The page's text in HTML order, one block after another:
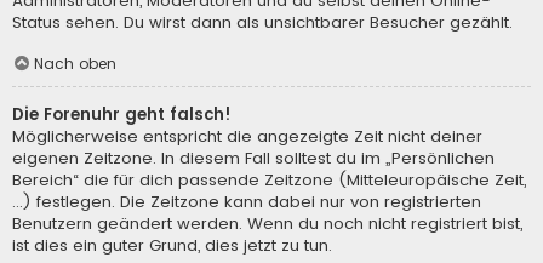
Status sehen. Du wirst dann als unsichtbarer Besucher gezählt.
Nach oben
Die Forenuhr geht falsch!
Möglicherweise entspricht die angezeigte Zeit nicht deiner
eigenen Zeitzone. In diesem Fall solltest du im „Persönlichen
Bereich“ die für dich passende Zeitzone (Mitteleuropäische Zeit,
...) festlegen. Die Zeitzone kann dabei nur von registrierten
Benutzern geändert werden. Wenn du noch nicht registriert bist,
ist dies ein guter Grund, dies jetzt zu tun.